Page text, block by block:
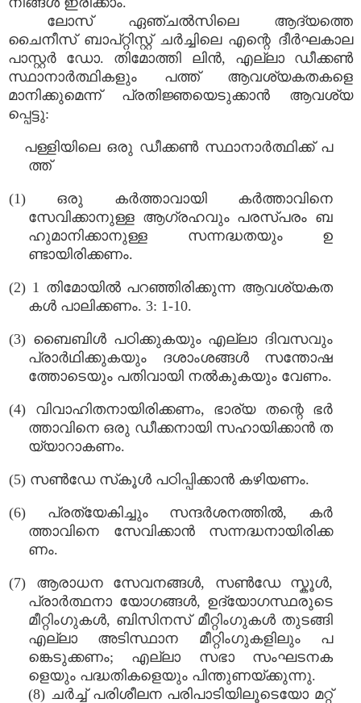
ലോസ് ഏഞ്ചൽസിലെ ആദ്യത്തെ
ചൈനീസ് ബാപ്റ്റിസ്റ്റ് ചർച്ചിലെ എന്റെ ദീർഘകാല
പാസ്റ്റർ ഡോ. തിമോത്തി ലിൻ, എല്ലാ ഡീക്കൺ
സ്ഥാനാർത്ഥികളും പത്ത് ആവശ്യകതകളെ
മാനിക്കുമെന്ന് പ്രതിജ്ഞയെടുക്കാൻ ആവശ്യ
പ്പെട്ടു:
പള്ളിയിലെ ഒരു ഡീക്കൺ സ്ഥാനാർത്ഥിക്ക് പ
ത്ത്
(1) ഒരു കർത്താവായി കർത്താവിനെ
സേവിക്കാനുള്ള ആഗ്രഹവും പരസ്പരം ബ
ഹുമാനിക്കാനുള്ള സന്നദ്ധതയും ഉ
ണ്ടായിരിക്കണം.
(2) 1 തിമോയിൽ പറഞ്ഞിരിക്കുന്ന ആവശ്യകത
കൾ പാലിക്കണം. 3: 1-10.
(3) ബൈബിൾ പഠിക്കുകയും എല്ലാ ദിവസവും
പ്രാർഥിക്കുകയും ദശാംശങ്ങൾ സന്തോഷ
ത്തോടെയും പതിവായി നൽകുകയും വേണം.
(4) വിവാഹിതനായിരിക്കണം, ഭാര്യ തന്റെ ഭർ
ത്താവിനെ ഒരു ഡീക്കനായി സഹായിക്കാൻ ത
യ്യാറാകണം.
(5) സൺ‌ഡേ സ്‌കൂൾ‌ പഠിപ്പിക്കാൻ‌ കഴിയണം.
(6) പ്രത്യേകിച്ചും സന്ദർശനത്തിൽ, കർ
ത്താവിനെ സേവിക്കാൻ സന്നദ്ധനായിരിക്ക
ണം.
(7) ആരാധന സേവനങ്ങൾ, സൺ‌ഡേ സ്കൂൾ,
പ്രാർത്ഥനാ യോഗങ്ങൾ, ഉദ്യോഗസ്ഥരുടെ
മീറ്റിംഗുകൾ, ബിസിനസ് മീറ്റിംഗുകൾ തുടങ്ങി
എല്ലാ അടിസ്ഥാന മീറ്റിംഗുകളിലും പ
ങ്കെടുക്കണം; എല്ലാ സഭാ സംഘടനക
ളെയും പദ്ധതികളെയും പിന്തുണയ്ക്കുന്നു.
(8) ചർച്ച് പരിശീലന പരിപാടിയിലൂടെയോ മറ്റ്